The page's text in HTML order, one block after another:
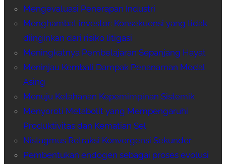
Mengevaluasi Penerapan Industri
Menghambat investor: Konsekuensi yang tidak
diinginkan dari risiko litigasi
Meningkatnya Pembelajaran Sepanjang Hayat
Meninjau Kembali Dampak Penanaman Modal
Asing
Menuju Ketahanan Kepemimpinan Sistemik
Menyoroti Metabolit yang Mempengaruhi
Produktivitas dan Kematian Sel
Nistagmus Retraksi Konvergensi Sekunder
Pembentukan endogen sebagai proses evolusi